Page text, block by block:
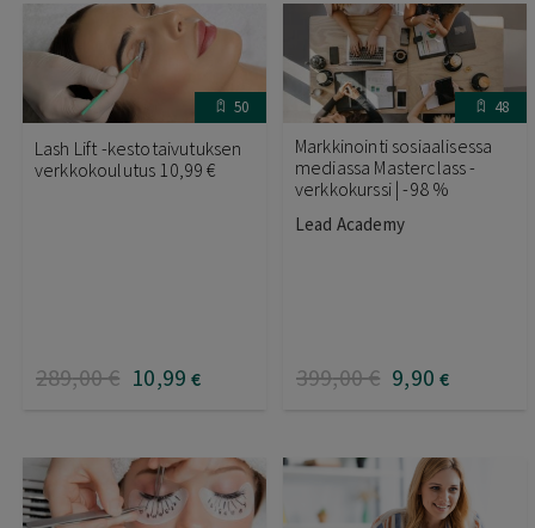
50
Lash Lift -kestotaivutuksen
verkkokoulutus 10,99 €
289,00€ 10,99 €
48
Markkinointi sosiaalisessa
mediassa Masterclass -
verkkokurssi | -98 %
Lead Academy
399,00€ 9,90 €